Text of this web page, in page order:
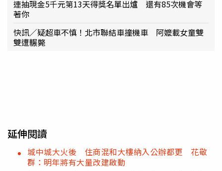
連抽現金5千元第13天得獎名單出爐 還有85次機會等
著你
快訊／疑超車不慎！北市聯結車撞機車 阿嬤載女童雙
雙遭輾斃
延伸閱讀
城中城大火後 住商混和大樓納入公辦都更 花敬
群：明年將有大量改建啟動